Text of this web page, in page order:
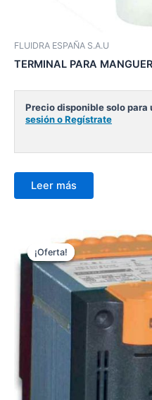
FLUIDRA ESPAÑA S.A.U
TERMINAL PARA
Precio disponible solo para
sesión o Regístrate
Leer más
¡Oferta!
¡Oferta!